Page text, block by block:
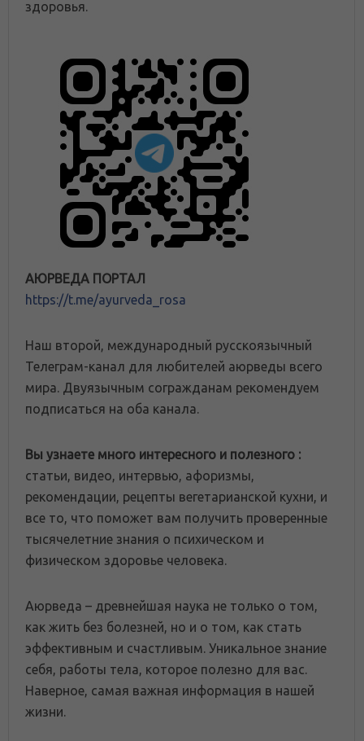
здоровья.
АЮРВЕДА ПОРТАЛ
https://t.me/ayurveda_rosa
Наш второй, международный русскоязычный
Телеграм-канал для любителей аюрведы всего
мира. Двуязычным согражданам рекомендуем
подписаться на оба канала.
Вы узнаете много интересного и полезного :
статьи, видео, интервью, афоризмы,
рекомендации, рецепты вегетарианской кухни, и
все то, что поможет вам получить проверенные
тысячелетние знания о психическом и
физическом здоровье человека.
Аюрведа – древнейшая наука не только о том,
как жить без болезней, но и о том, как стать
эффективным и счастливым. Уникальное знание
себя, работы тела, которое полезно для вас.
Наверное, самая важная информация в нашей
жизни.